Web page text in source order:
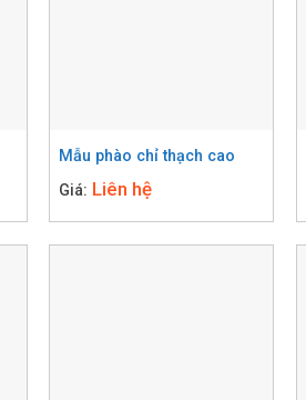
Mẫu phào chỉ thạch cao
Giá: Liên hệ